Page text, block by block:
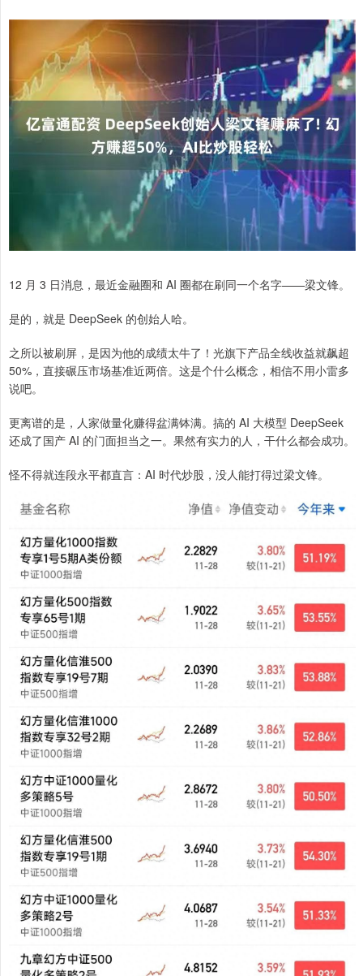
12 月 3 日消息，最近金融圈和 AI 圈都在刷同一个名字——梁文锋。
是的，就是 DeepSeek 的创始人哈。
之所以被刷屏，是因为他的成绩太牛了！光旗下产品全线收益就飙超
50%，直接碾压市场基准近两倍。这是个什么概念，相信不用小雷多
说吧。
更离谱的是，人家做量化赚得盆满钵满。搞的 AI 大模型 DeepSeek
还成了国产 AI 的门面担当之一。果然有实力的人，干什么都会成功。
怪不得就连段永平都直言：AI 时代炒股，没人能打得过梁文锋。